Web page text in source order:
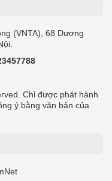
(VNTA), 68 Dương
Chỉ được phát hành
ý bằng văn bản của